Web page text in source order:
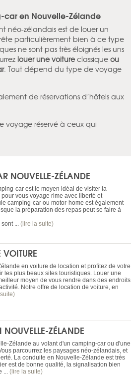
car en Nouvelle-Zélande
néo-zélandais est de louer un
particulièrement bien à ce type
ne sont pas très éloignés les uns
louer une voiture classique ou
. Tout dépend du type de voyage
de réservations d’hôtels aux
voyage réservé à ceux qui
NOUVELLE-ZÉLANDE
car est le moyen idéal de visiter la
vous voyage rime avec liberté et
camping-car ou motor-home est également
la préparation des repas peut se faire à
... (lire la suite)
en voiture de location et profitez de votre
les plus beaux sites touristiques. Louer une
moyen de vous rendre dans des endroits
Notre offre de location de voiture, en
ZÉLANDE
Zélande au volant d'un camping-car ou d'une
parcourrez les paysages néo-zélandais, et
La conduite en Nouvelle-Zélande est très
est de bonne qualité, la signalisation bien
... (lire la suite)